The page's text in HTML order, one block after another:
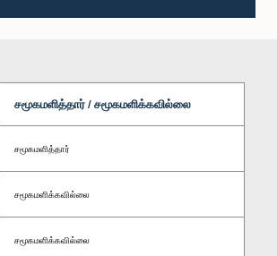
சமூகமளித்தார் / சமூகமளிக்கவில்லை
சமூகமளித்தார்
சமூகமளிக்கவில்லை
சமூகமளிக்கவில்லை